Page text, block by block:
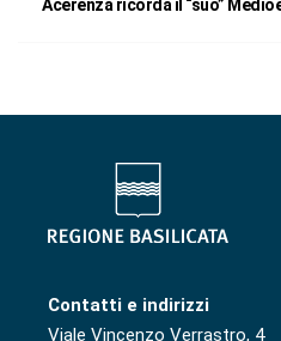
Acerenza ricorda il “suo”
Contatti e indirizzi
Viale Vincenzo Verrastro, 4